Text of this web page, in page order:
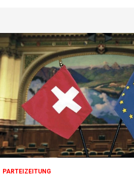
PARTEIZEITUNG